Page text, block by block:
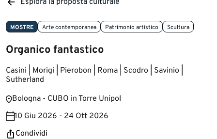
Esplora la proposta culturale
MOSTRE Arte contemporanea Patrimonio artistico Scultura
Organico fantastico
Casini | Morigi | Pierobon | Roma | Scodro | Savinio |
Sutherland
Bologna - CUBO in Torre Unipol
10 Giu 2026 - 24 Ott 2026
Condividi